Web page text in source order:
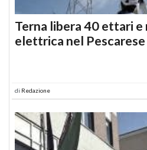
Terna libera 40 ettari
elettrica nel Pescarese
di Redazione